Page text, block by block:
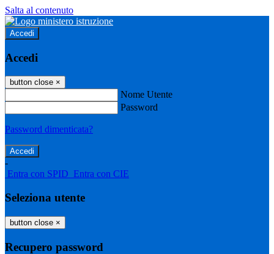
Salta al contenuto
Accedi
Accedi
button close ×
Nome Utente
Password
Password dimenticata?
-
Entra con SPID Entra con CIE
Seleziona utente
button close ×
Recupero password